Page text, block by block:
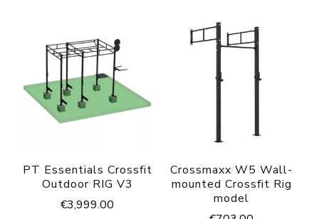
PT Essentials Crossfit
Outdoor RIG V3
€3,999.00
Crossmaxx W5 Wall-
mounted Crossfit Rig
model